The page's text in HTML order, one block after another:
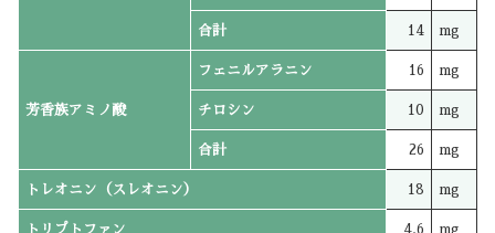
合計 14 mg
芳香族アミノ酸
フェニルアラニン 16 mg
チロシン 10 mg
合計 26 mg
トレオニン（スレオニン） 18 mg
トリプトファン 4.6 mg